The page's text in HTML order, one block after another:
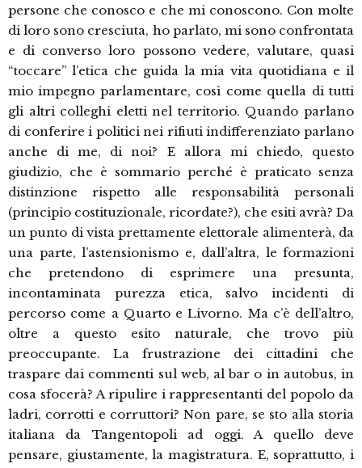
persone che conosco e che mi conoscono. Con molte
di loro sono cresciuta, ho parlato, mi sono confrontata
e di converso loro possono vedere, valutare, quasi
“toccare” l’etica che guida la mia vita quotidiana e il
mio impegno parlamentare, così come quella di tutti
gli altri colleghi eletti nel territorio. Quando parlano
di conferire i politici nei rifiuti indifferenziato parlano
anche di me, di noi? E allora mi chiedo, questo
giudizio, che è sommario perché è praticato senza
distinzione rispetto alle responsabilità personali
(principio costituzionale, ricordate?), che esiti avrà? Da
un punto di vista prettamente elettorale alimenterà, da
una parte, l’astensionismo e, dall’altra, le formazioni
che pretendono di esprimere una presunta,
incontaminata purezza etica, salvo incidenti di
percorso come a Quarto e Livorno. Ma c’è dell’altro,
oltre a questo esito naturale, che trovo più
preoccupante. La frustrazione dei cittadini che
traspare dai commenti sul web, al bar o in autobus, in
cosa sfocerà? A ripulire i rappresentanti del popolo da
ladri, corrotti e corruttori? Non pare, se sto alla storia
italiana da Tangentopoli ad oggi. A quello deve
pensare, giustamente, la magistratura. E, soprattutto, i